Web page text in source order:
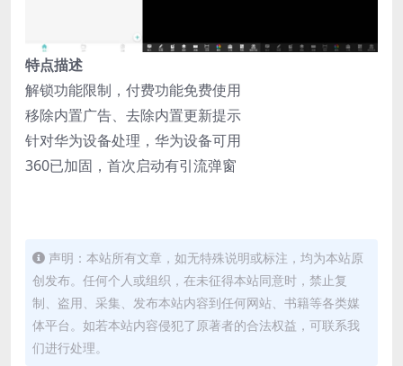
特点描述
解锁功能限制，付费功能免费使用
移除内置广告、去除内置更新提示
针对华为设备处理，华为设备可用
360已加固，首次启动有引流弹窗
声明：本站所有文章，如无特殊说明或标注，均为本站原
创发布。任何个人或组织，在未征得本站同意时，禁止复
制、盗用、采集、发布本站内容到任何网站、书籍等各类媒
体平台。如若本站内容侵犯了原著者的合法权益，可联系我
们进行处理。